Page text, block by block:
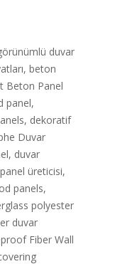
duvar
, beton
Beton Panel
panel,
, dekoratif
Duvar
, duvar
üreticisi,
panels,
polyester
duvar
Fiber Wall